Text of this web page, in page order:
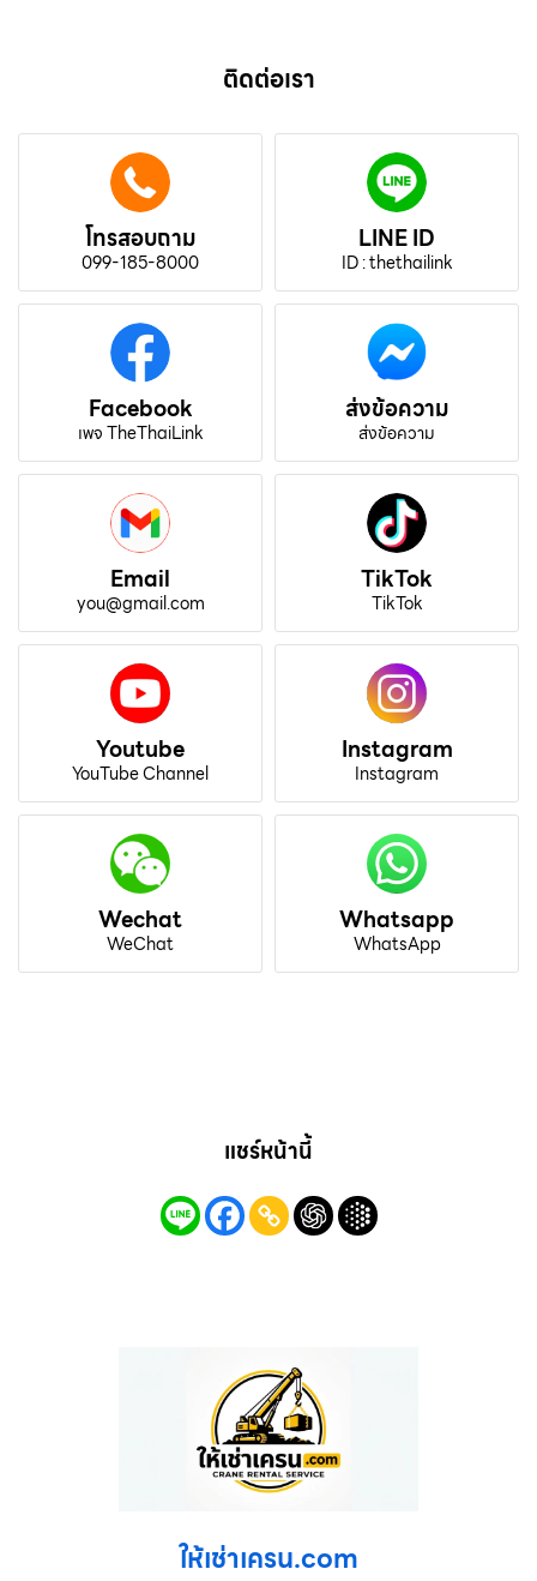
ติดต่อเรา
โทรสอบถาม
099-185-8000
LINE ID
ID : thethailink
Facebook
เพจ TheThaiLink
ส่งข้อความ
ส่งข้อความ
Email
you@gmail.com
TikTok
TikTok
Youtube
YouTube Channel
Instagram
Instagram
Wechat
WeChat
Whatsapp
WhatsApp
แชร์หน้านี้
ให้เช่าเครน.com